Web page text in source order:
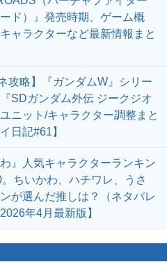
ド）』発売時期、ゲーム概
ャラクターなど最新情報まと
攻略】『ガンダムW』シリー
SDガンダム外伝 ジークジオ
ニット/キャラクター調整まと
日記#61】
わ』人気キャラクターランキン
ちいかわ、ハチワレ、うさ
が選んだ推しは？（ネタバレ
年4月最新版】